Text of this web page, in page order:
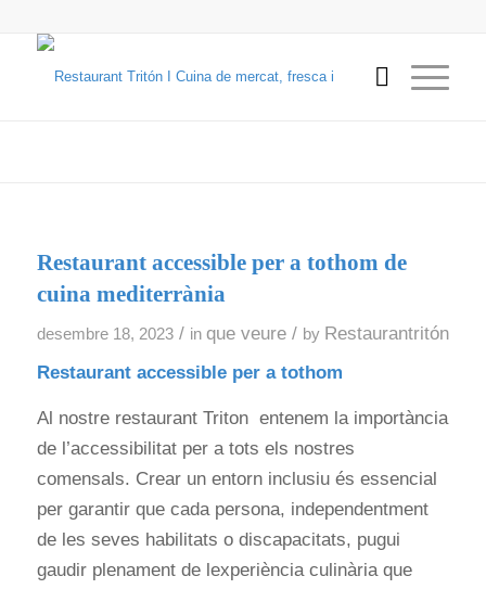
Restaurant accessible per a tothom de
cuina mediterrània
desembre 18, 2023 / in que veure / by Restaurantritón
Restaurant accessible per a tothom
Al nostre restaurant Triton entenem la importància
de l’accessibilitat per a tots els nostres
comensals. Crear un entorn inclusiu és essencial
per garantir que cada persona, independentment
de les seves habilitats o discapacitats, pugui
gaudir plenament de lexperiència culinària que